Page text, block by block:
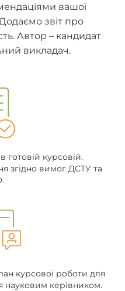
вашої
звіт про
Автор – кандидат
викладач.
готовій курсовій.
згідно вимог ДСТУ та
курсової роботи для
науковим керівником.